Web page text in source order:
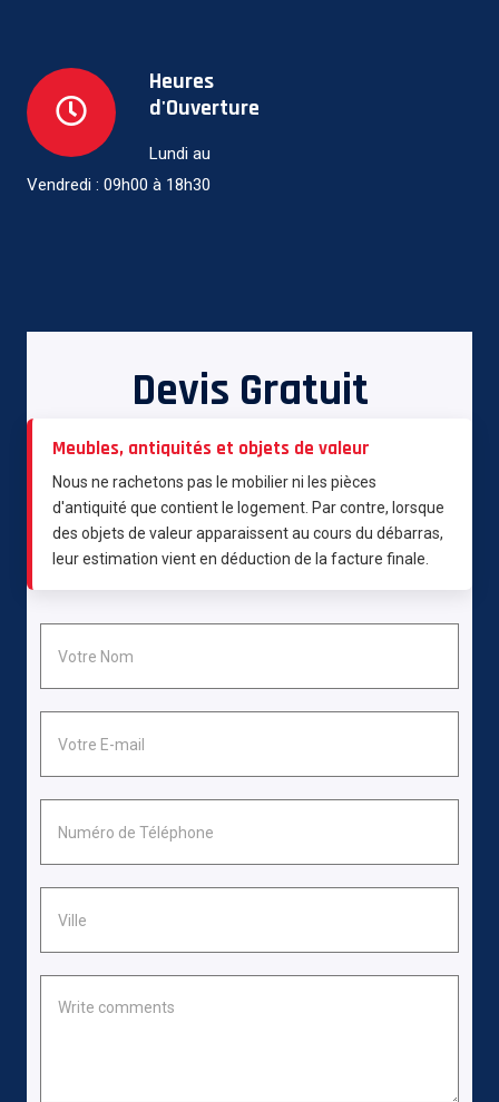
Heures
d'Ouverture
Lundi au
Vendredi : 09h00 à 18h30
Devis Gratuit
Meubles, antiquités et objets de valeur
Nous ne rachetons pas le mobilier ni les pièces
d'antiquité que contient le logement. Par contre, lorsque
des objets de valeur apparaissent au cours du débarras,
leur estimation vient en déduction de la facture finale.